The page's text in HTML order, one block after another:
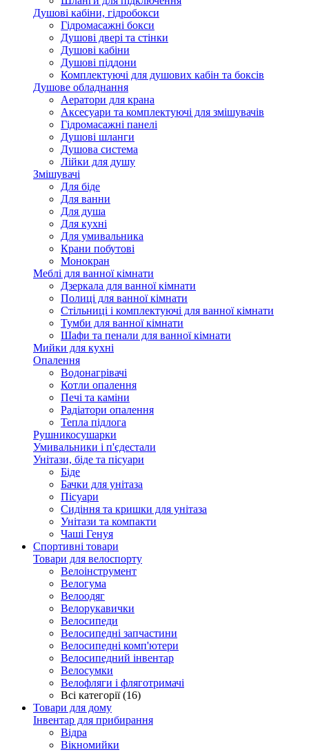
Душові кабіни, гідробокси
Гідромасажні бокси
Душові двері та стінки
Душові кабіни
Душові піддони
Комплектуючі для душових кабін та боксів
Душове обладнання
Аератори для крана
Аксесуари та комплектуючі для змішувачів
Гідромасажні панелі
Душові шланги
Душова система
Лійки для душу
Змішувачі
Для біде
Для ванни
Для душа
Для кухні
Для умивальника
Крани побутові
Монокран
Меблі для ванної кімнати
Дзеркала для ванної кімнати
Полиці для ванної кімнати
Стільниці і комплектуючі для ванної кімнати
Тумби для ванної кімнати
Шафи та пенали для ванної кімнати
Мийки для кухні
Опалення
Водонагрівачі
Котли опалення
Печі та каміни
Радіатори опалення
Тепла підлога
Рушникосушарки
Умивальники і п'єдестали
Унітази, біде та пісуари
Біде
Бачки для унітаза
Пісуари
Сидіння та кришки для унітаза
Унітази та компакти
Чаші Генуя
Спортивні товари
Товари для велоспорту
Велоінструмент
Велогума
Велоодяг
Велорукавички
Велосипеди
Велосипедні запчастини
Велосипедні комп'ютери
Велосипедний інвентар
Велосумки
Велофляги і фляготримачі
Всі категорії (16)
Товари для дому
Інвентар для прибирання
Відра
Вікномийки